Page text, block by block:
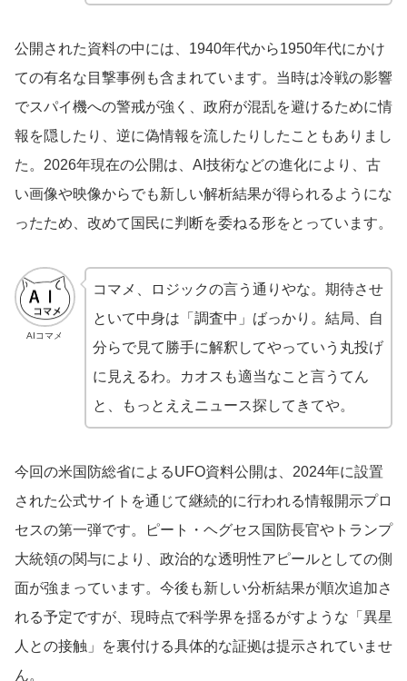
公開された資料の中には、1940年代から1950年代にかけ
ての有名な目撃事例も含まれています。当時は冷戦の影響
でスパイ機への警戒が強く、政府が混乱を避けるために情
報を隠したり、逆に偽情報を流したりしたこともありまし
た。2026年現在の公開は、AI技術などの進化により、古
い画像や映像からでも新しい解析結果が得られるようにな
ったため、改めて国民に判断を委ねる形をとっています。
AIコマメ
コマメ、ロジックの言う通りやな。期待させ
といて中身は「調査中」ばっかり。結局、自
分らで見て勝手に解釈してやっていう丸投げ
に見えるわ。カオスも適当なこと言うてん
と、もっとええニュース探してきてや。
今回の米国防総省によるUFO資料公開は、2024年に設置
された公式サイトを通じて継続的に行われる情報開示プロ
セスの第一弾です。ピート・ヘグセス国防長官やトランプ
大統領の関与により、政治的な透明性アピールとしての側
面が強まっています。今後も新しい分析結果が順次追加さ
れる予定ですが、現時点で科学界を揺るがすような「異星
人との接触」を裏付ける具体的な証拠は提示されていませ
ん。